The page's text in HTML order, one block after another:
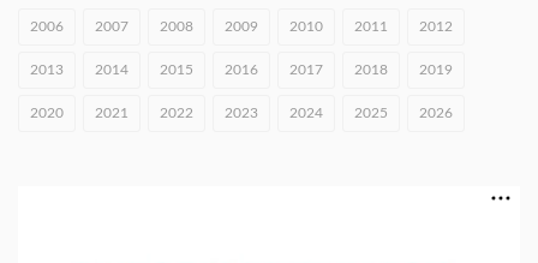
инициативы
07.08.2026 17:01
2006 2007 2008 2009 2010 2011 2012
2013 2014 2015 2016 2017 2018 2019
2020 2021 2022 2023 2024 2025 2026